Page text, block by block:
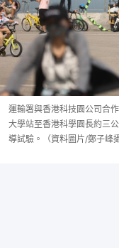
運輸署與香港科技園公司合
大學站至香港科學園長約三
導試驗。（資料圖片/鄭子峰攝